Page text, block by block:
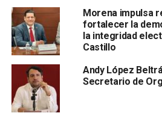
candidatos y garantizar perfiles
bienvenido
. “Todo lo que ayude a
el perfil del ciudadano que se
creo que es positivo”, señaló Gama
dejó en claro que lo presentado
mejorarse.
Uno de los puntos que más llamó
Morena impulsa
fortalecer la
la integridad
Castillo
Andy López
Secretario de